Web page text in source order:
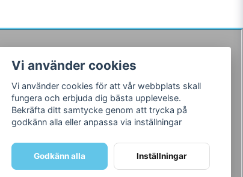
Följ oss
Facebook
Instagram
Vi använder cookies
Vi använder cookies för att vår webbplats skall
fungera och erbjuda dig bästa upplevelse.
Bekräfta ditt samtycke genom att trycka på
godkänn alla eller anpassa via inställningar
Godkänn alla Inställningar